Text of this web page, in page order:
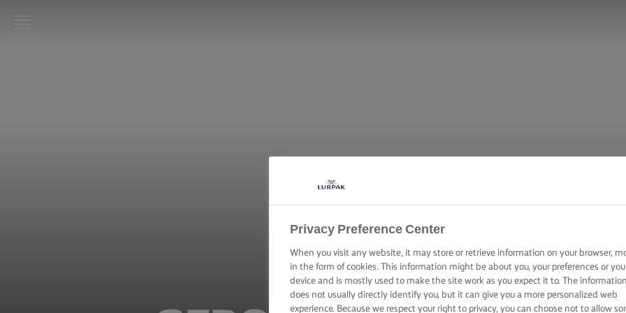
Privacy Preference Center
When you visit any website, it may store or retrieve information on your browser,
in the form of cookies. This information might be about you, your preferences or
device and is mostly used to make the site work as you expect it to. The information
does not usually directly identify you, but it can give you a more personalized web
experience. Because we respect your right to privacy, you can choose not to allow